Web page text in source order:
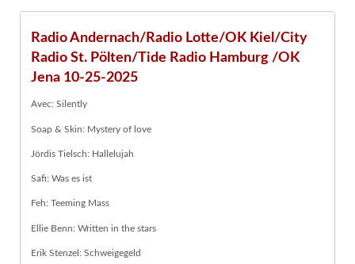
Radio Andernach/Radio Lotte/OK Kiel/City
Radio St. Pölten/Tide Radio Hamburg /OK
Jena 10-25-2025
Avec: Silently
Soap & Skin: Mystery of love
Jördis Tielsch: Hallelujah
Safi: Was es ist
Feh: Teeming Mass
Ellie Benn: Written in the stars
Erik Stenzel: Schweigegeld